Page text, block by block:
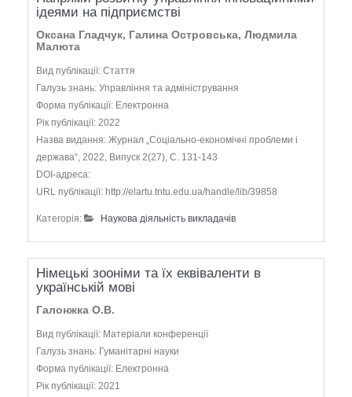
ідеями на підприємстві
Оксана Гладчук, Галина Островська, Людмила
Малюта
Вид публікації: Стаття
Галузь знань: Управління та адміністрування
Форма публікації: Електронна
Рік публікації: 2022
Назва видання: Журнал „Соціально-економічні проблеми і
держава“, 2022, Випуск 2(27), С. 131-143
DOI-адреса:
URL публікації: http://elartu.tntu.edu.ua/handle/lib/39858
Категорія: Наукова діяльність викладачів
Німецькі зооніми та їх еквіваленти в
українській мові
Галонжка О.В.
Вид публікації: Матеріали конференції
Галузь знань: Гуманітарні науки
Форма публікації: Електронна
Рік публікації: 2021